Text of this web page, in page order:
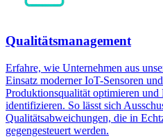
Qualitätsmanagement
Erfahre, wie Unternehmen aus
Einsatz moderner IoT-Sensoren
Produktionsqualität optimieren
identifizieren. So lässt sich
Qualitätsabweichungen, die in
gegengesteuert werden.